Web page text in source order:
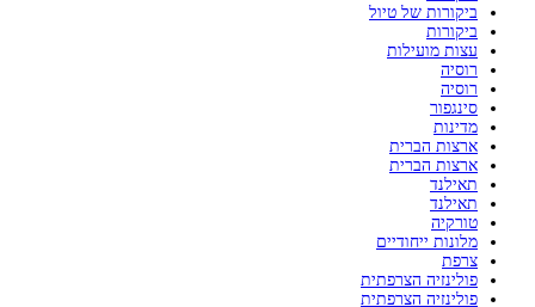
ביקורות של טיול
ביקורות
עצות מועילות
רוסיה
רוסיה
סינגפור
מדינות
ארצות הברית
ארצות הברית
תאילנד
תאילנד
טורקיה
מלונות ייחודיים
צרפת
פולינזיה הצרפתית
פולינזיה הצרפתית